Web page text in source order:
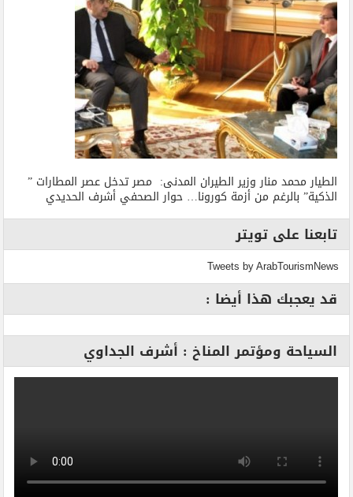
الطيار محمد منار وزير الطيران المدنى: مصر تدخل عصر المطارات ”
الذكية” بالرغم من أزمة كورونا… حوار الصحفي أشرف الحديدي
تابعنا على تويتر
Tweets by ArabTourismNews
قد يعجبك هذا أيضا :
السياحة ومؤتمر المناخ : أشرف الجداوي